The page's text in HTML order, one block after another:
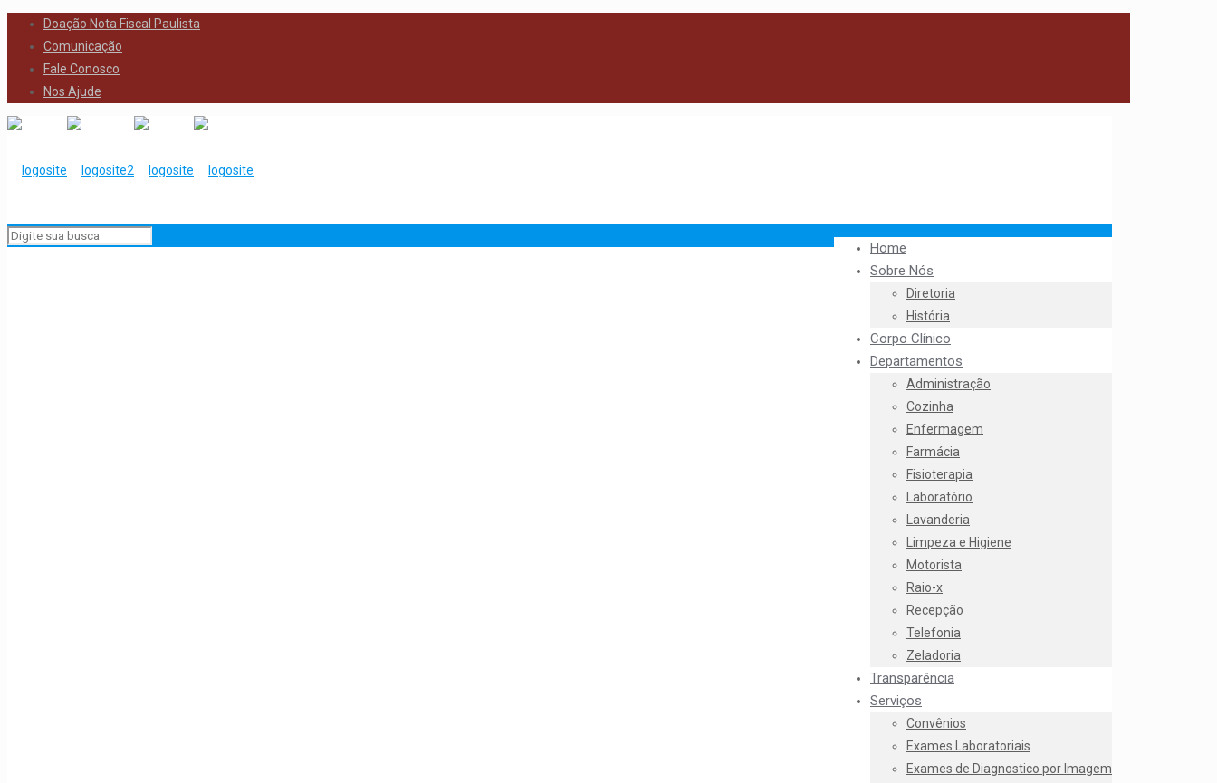
Doação Nota Fiscal Paulista
Comunicação
Fale Conosco
Nos Ajude
Home
Sobre Nós
Diretoria
História
Corpo Clínico
Departamentos
Administração
Cozinha
Enfermagem
Farmácia
Fisioterapia
Laboratório
Lavanderia
Limpeza e Higiene
Motorista
Raio-x
Recepção
Telefonia
Zeladoria
Transparência
Serviços
Convênios
Exames Laboratoriais
Exames de Diagnostico por Imagem